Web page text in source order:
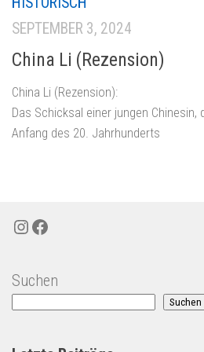
SEPTEMBER 3, 2024
China Li (Rezension)
China Li (Rezension):
Das Schicksal einer jungen Chinesin,
Anfang des 20. Jahrhunderts
Instagram
Facebook
Suchen
Suchen